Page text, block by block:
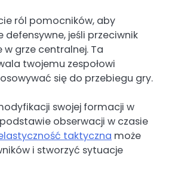
ról pomocników, aby
defensywne, jeśli przeciwnik
grze centralnej. Ta
twojemu zespołowi
się do przebiegu gry.
swojej formacji w
obserwacji w czasie
taktyczna może
i stworzyć sytuacje